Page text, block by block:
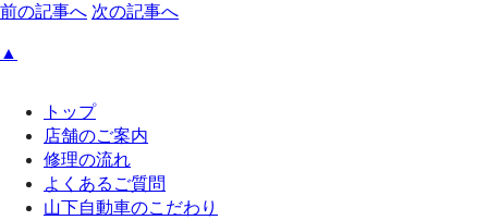
前の記事へ 次の記事へ
▲
トップ
店舗のご案内
修理の流れ
よくあるご質問
山下自動車のこだわり